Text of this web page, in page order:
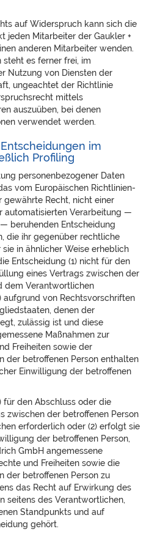
auf Widerspruch kann sich die
jeden Mitarbeiter der Gaukler +
anderen Mitarbeiter wenden.
steht es ferner frei, im
Nutzung von Diensten der
ungeachtet der Richtlinie
mittels
auszuüben, bei denen
verwendet werden.
im
Profiling
personenbezogener Daten
vom Europäischen Richtlinien-
gewährte Recht, nicht einer
automatisierten Verarbeitung —
beruhenden Entscheidung
die ihr gegenüber rechtliche
in ähnlicher Weise erheblich
Entscheidung (1) nicht für den
eines Vertrags zwischen der
dem Verantwortlichen
aufgrund von Rechtsvorschriften
denen der
zulässig ist und diese
Maßnahmen zur
Freiheiten sowie der
der betroffenen Person enthalten
Einwilligung der betroffenen
für den Abschluss oder die
zwischen der betroffenen Person
erforderlich oder (2) erfolgt sie
der betroffenen Person,
GmbH angemessene
und Freiheiten sowie die
der betroffenen Person zu
das Recht auf Erwirkung des
seitens des Verantwortlichen,
Standpunkts und auf
gehört.